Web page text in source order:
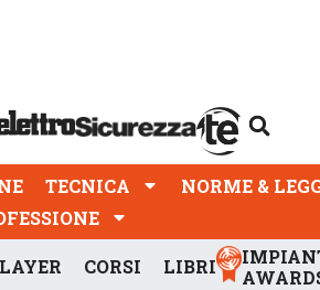
TECNICA NORME &
CORSI LIBRI